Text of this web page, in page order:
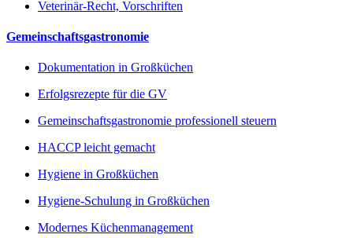
Veterinär-Recht, Vorschriften
Gemeinschaftsgastronomie
Dokumentation in Großküchen
Erfolgsrezepte für die GV
Gemeinschaftsgastronomie professionell steuern
HACCP leicht gemacht
Hygiene in Großküchen
Hygiene-Schulung in Großküchen
Modernes Küchenmanagement